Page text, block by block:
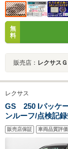
無
料
販売店： レクサスＧＳ
レクサス
GS 250 Iパッケ
ンルーフ/点検記
チアルミ&新品タ
ーズコントロー
ーリアシェード
販売店保証 車両品質評